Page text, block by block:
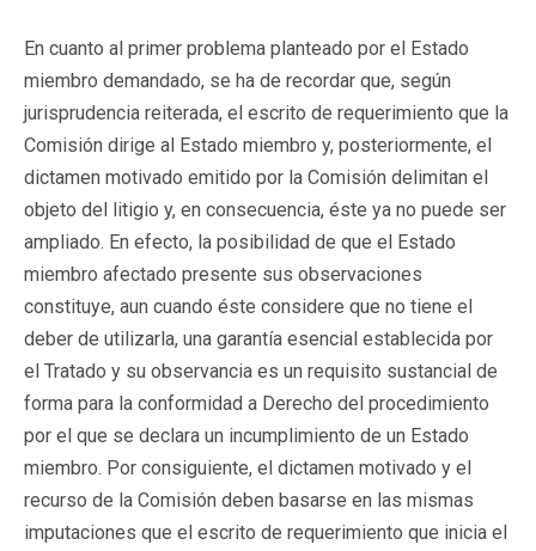
En cuanto al primer problema planteado por el Estado
miembro demandado, se ha de recordar que, según
jurisprudencia reiterada, el escrito de requerimiento que la
Comisión dirige al Estado miembro y, posteriormente, el
dictamen motivado emitido por la Comisión delimitan el
objeto del litigio y, en consecuencia, éste ya no puede ser
ampliado. En efecto, la posibilidad de que el Estado
miembro afectado presente sus observaciones
constituye, aun cuando éste considere que no tiene el
deber de utilizarla, una garantía esencial establecida por
el Tratado y su observancia es un requisito sustancial de
forma para la conformidad a Derecho del procedimiento
por el que se declara un incumplimiento de un Estado
miembro. Por consiguiente, el dictamen motivado y el
recurso de la Comisión deben basarse en las mismas
imputaciones que el escrito de requerimiento que inicia el